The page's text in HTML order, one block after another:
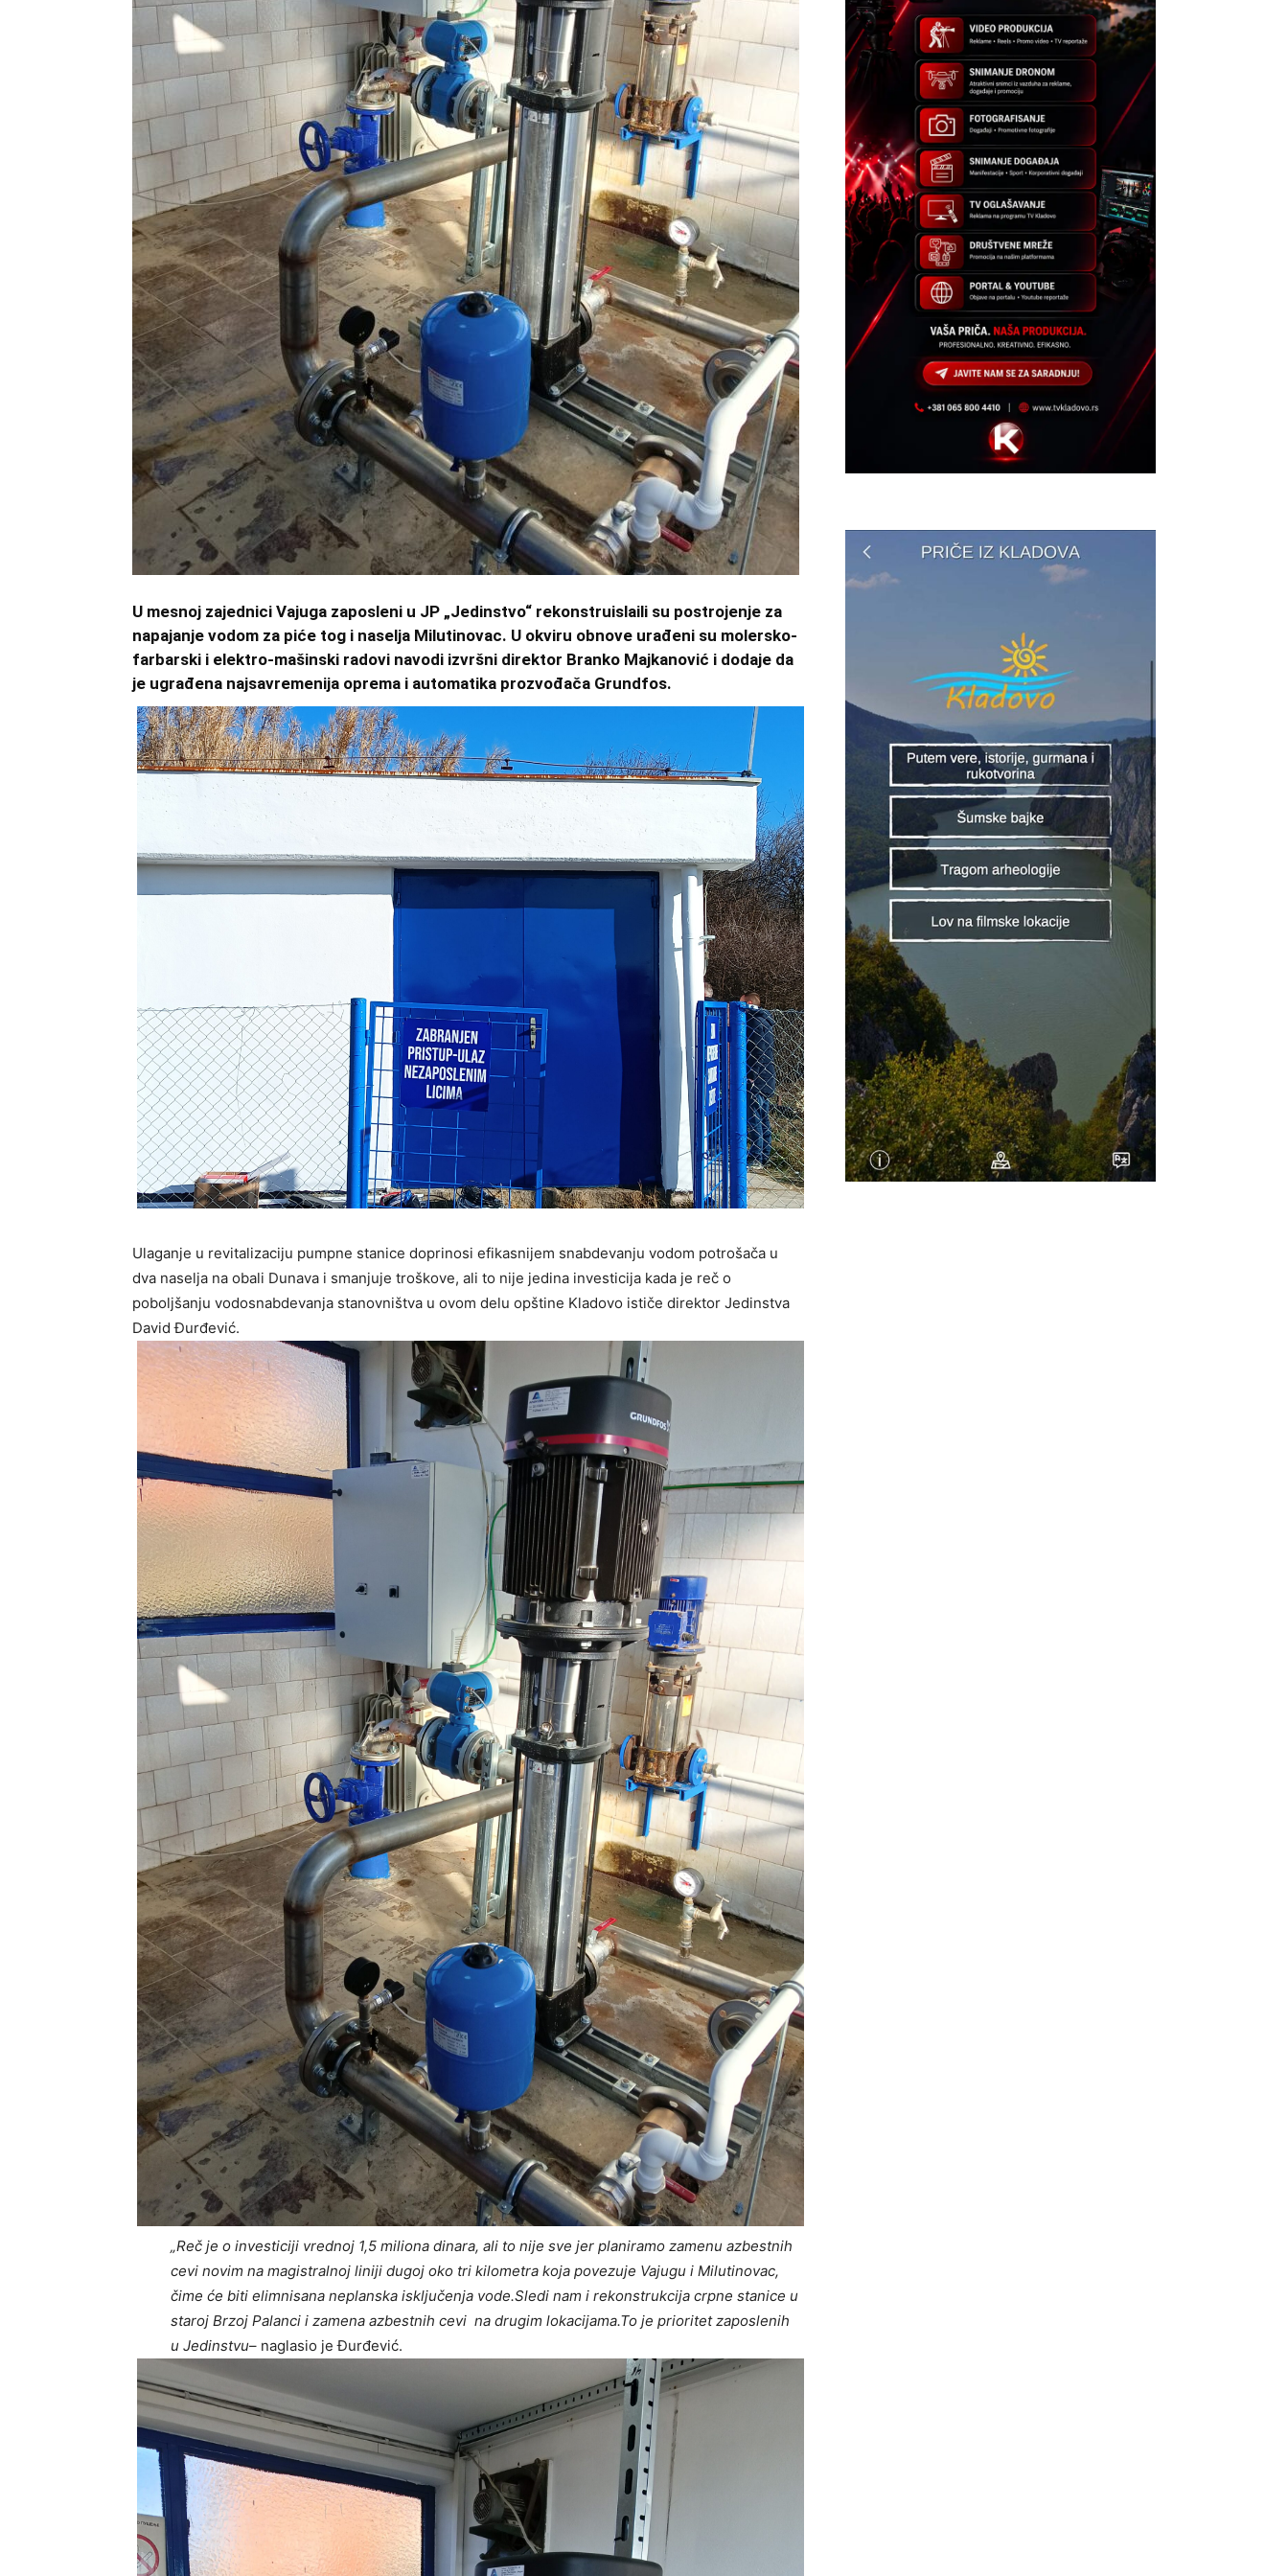
U mesnoj zajednici Vajuga zaposleni u JP „Jedinstvo“ rekonstruislaili su postrojenje za
napajanje vodom za piće tog i naselja Milutinovac. U okviru obnove urađeni su molersko-
farbarski i elektro-mašinski radovi navodi izvršni direktor Branko Majkanović i dodaje da
je ugrađena najsavremenija oprema i automatika prozvođača Grundfos.
Ulaganje u revitalizaciju pumpne stanice doprinosi efikasnijem snabdevanju vodom potrošača u
dva naselja na obali Dunava i smanjuje troškove, ali to nije jedina investicija kada je reč o
poboljšanju vodosnabdevanja stanovništva u ovom delu opštine Kladovo ističe direktor Jedinstva
David Đurđević.
„Reč je o investiciji vrednoj 1,5 miliona dinara, ali to nije sve jer planiramo zamenu azbestnih
cevi novim na magistralnoj liniji dugoj oko tri kilometra koja povezuje Vajugu i Milutinovac,
čime će biti elimnisana neplanska isključenja vode.Sledi nam i rekonstrukcija crpne stanice u
staroj Brzoj Palanci i zamena azbestnih cevi na drugim lokacijama.To je prioritet zaposlenih
u Jedinstvu– naglasio je Đurđević.